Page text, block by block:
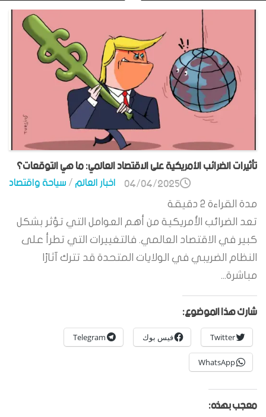
تأثيرات الضرائب الأمريكية على الاقتصاد العالمي: ما هي التوقعات؟
اخبار العالم/سياحة واقتصاد 04/04/2025
مدة القراءة 2 دقيقة
تعد الضرائب الأمريكية من أهم العوامل التي تؤثر بشكل
كبير في الاقتصاد العالمي. فالتغييرات التي تطرأ على
النظام الضريبي في الولايات المتحدة قد تترك آثارًا
مباشرة...
شارك هذا الموضوع:
Twitter فيس بوك Telegram
WhatsApp
معجب بهذه: